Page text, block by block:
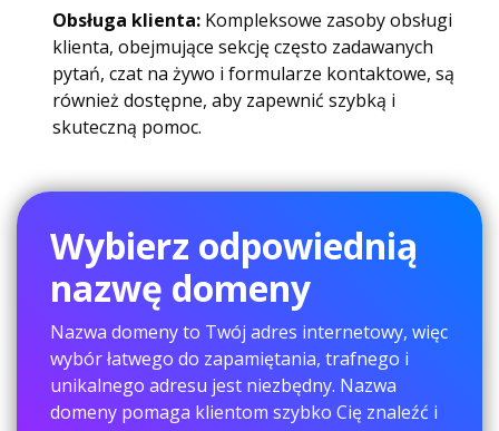
Obsługa klienta: Kompleksowe zasoby obsługi
klienta, obejmujące sekcję często zadawanych
pytań, czat na żywo i formularze kontaktowe, są
również dostępne, aby zapewnić szybką i
skuteczną pomoc.
Wybierz odpowiednią
nazwę domeny
Nazwa domeny to Twój adres internetowy, więc
wybór łatwego do zapamiętania, trafnego i
unikalnego adresu jest niezbędny. Nazwa
domeny pomaga klientom szybko Cię znaleźć i